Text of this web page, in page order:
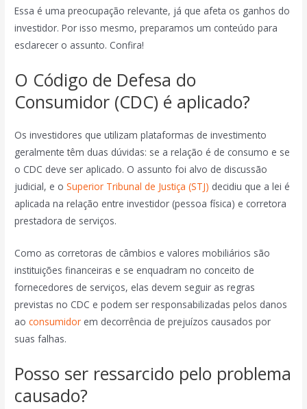
Essa é uma preocupação relevante, já que afeta os ganhos do
investidor. Por isso mesmo, preparamos um conteúdo para
esclarecer o assunto. Confira!
O Código de Defesa do
Consumidor (CDC) é aplicado?
Os investidores que utilizam plataformas de investimento
geralmente têm duas dúvidas: se a relação é de consumo e se
o CDC deve ser aplicado. O assunto foi alvo de discussão
judicial, e oSuperior Tribunal de Justiça (STJ) decidiu que a lei é
aplicada na relação entre investidor (pessoa física) e corretora
prestadora de serviços.
Como as corretoras de câmbios e valores mobiliários são
instituições financeiras e se enquadram no conceito de
fornecedores de serviços, elas devem seguir as regras
previstas no CDC e podem ser responsabilizadas pelos danos
aoconsumidor em decorrência de prejuízos causados por
suas falhas.
Posso ser ressarcido pelo problema
causado?